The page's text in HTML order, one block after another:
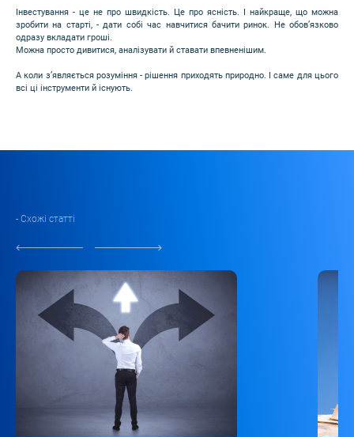
Інвестування - це не про швидкість. Це про ясність. І найкраще, що можна
зробити на старті, - дати собі час навчитися бачити ринок. Не обов’язково
одразу вкладати гроші.
Можна просто дивитися, аналізувати й ставати впевненішим.
А коли з’являється розуміння - рішення приходять природно. І саме для цього
всі ці інструменти й існують.
- Схожі статті